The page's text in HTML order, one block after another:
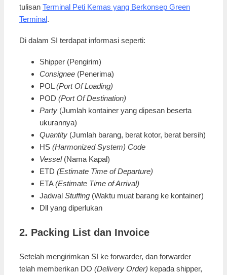
tulisan Terminal Peti Kemas yang Berkonsep Green
Terminal.
Di dalam SI terdapat informasi seperti:
Shipper (Pengirim)
Consignee (Penerima)
POL (Port Of Loading)
POD (Port Of Destination)
Party (Jumlah kontainer yang dipesan beserta
ukurannya)
Quantity (Jumlah barang, berat kotor, berat bersih)
HS (Harmonized System) Code
Vessel(Nama Kapal)
ETD (Estimate Time of Departure)
ETA(Estimate Time of Arrival)
Jadwal Stuffing (Waktu muat barang ke kontainer)
Dll yang diperlukan
2. Packing List dan Invoice
Setelah mengirimkan SI ke forwarder, dan forwarder
telah memberikan DO (Delivery Order) kepada shipper,